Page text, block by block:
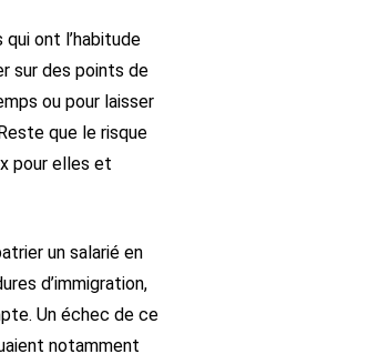
ont l’habitude
sur des points de
ou pour laisser
que le risque
pour elles et
un salarié en
d’immigration,
Un échec de ce
notamment